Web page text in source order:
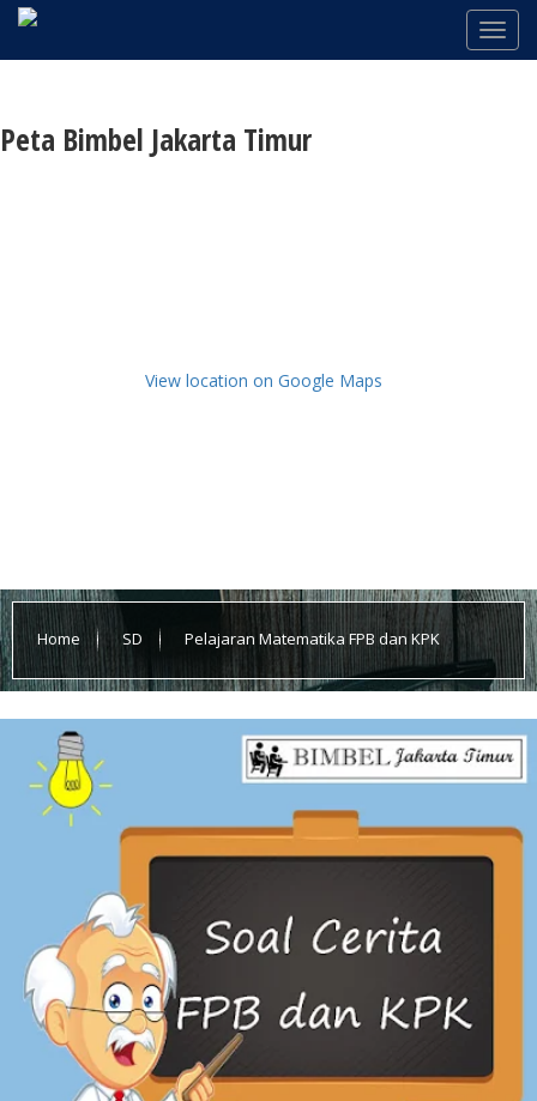
Peta Bimbel Jakarta Timur
View location on Google Maps
Home SD Pelajaran Matematika FPB dan KPK